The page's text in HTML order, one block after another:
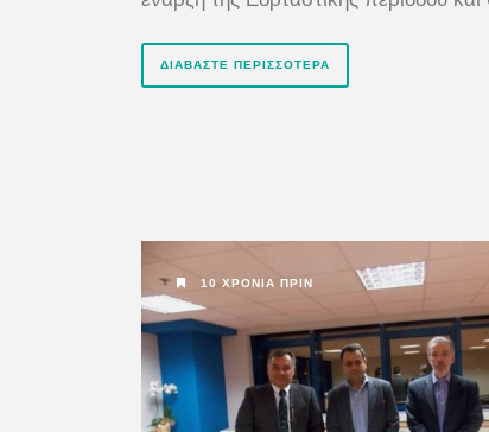
ΔΙΑΒΆΣΤΕ ΠΕΡΙΣΣΌΤΕΡΑ
10 ΧΡΌΝΙΑ ΠΡΙΝ